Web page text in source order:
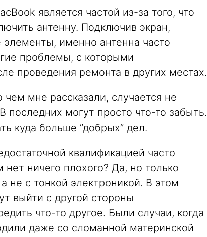
является частой из-за того, что
антенну. Подключив экран,
элементы, именно антенна часто
проблемы, с которыми
проведения ремонта в других местах.
мне рассказали, случается не
последних могут просто что-то забыть.
куда больше ”добрых” дел.
квалификацией часто
ничего плохого? Да, но только
не с тонкой электроникой. В этом
выйти с другой стороны
что-то другое. Были случаи, когда
даже со сломанной материнской